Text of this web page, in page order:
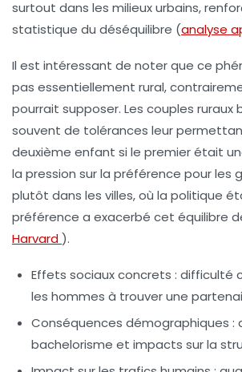
surtout dans les milieux urbains,
statistique du déséquilibre (analyse
Il est intéressant de noter que ce
pas essentiellement rural,
pourrait supposer. Les couples ruraux
souvent de tolérances leur
deuxième enfant si le premier était
la pression sur la préférence pour les
plutôt dans les villes, où la politique
préférence a exacerbé cet équilibre
Harvard).
Effets sociaux concrets : difficulté
les hommes à trouver une
Conséquences démographiques :
bachelorisme et impacts sur la